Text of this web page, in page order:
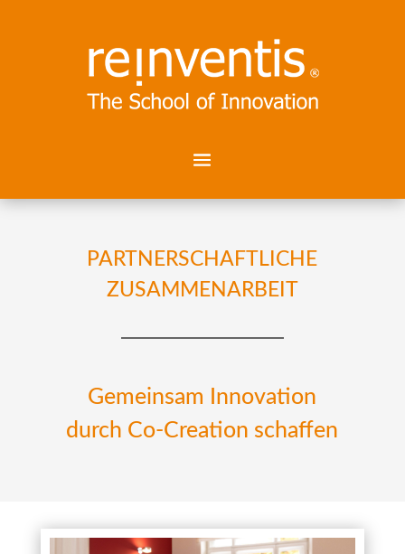
PARTNERSCHAFTLICHE
ZUSAMMENARBEIT
Gemeinsam Innovation
durch Co-Creation schaffen